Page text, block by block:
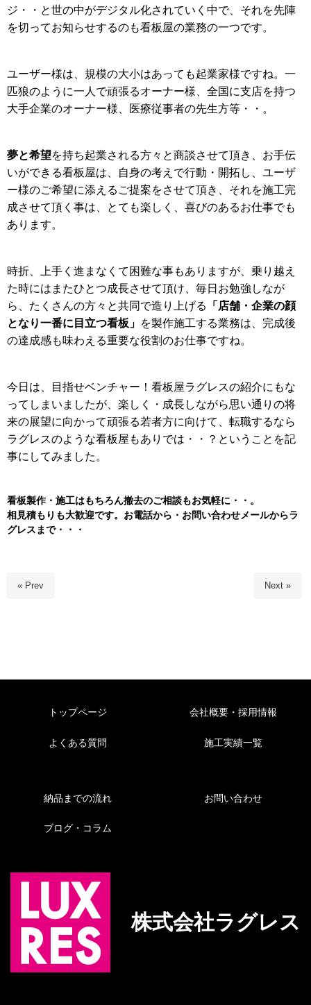
ジ・・と世の中がデジタル化されていく中で、それを先陣
を切ってお知らせするのも看板屋の業務の一つです。
ユーザー様は、規模の大小はあっても起業家様ですね。一
匹狼のように一人で頑張るオーナー様、全国に支店を持つ
大手企業のオーナー様、医療従事者の先生方等・・。
夢と希望を持ち起業される方々と商談させて頂き、お手伝
いができる看板屋は、自身の考えで行動・開拓し、ユーザ
ー様のご希望に添えるご提案をさせて頂き、それを施工完
成させて頂く事は、とても楽しく、喜びのあるお仕事でも
あります。
時折、上手く進まなくて困難な事もありますが、乗り越え
た時にはまたひとつ成長させて頂け、毎日お勉強しなが
ら、たくさんの方々と共同で造り上げる 「店舗・企業の顔
となり一番に目立つ看板」 を製作施工する業務は、完成後
の達成感も味わえる重要な役割のお仕事ですね。
今日は、目指せベンチャー！看板屋ラグレスの紹介にもな
ってしまいましたが、楽しく・成長しながら思い通りの将
来の展望に向かって頑張る若者方に向けて、転職するなら
ラグレスのような看板屋もありでは・・？ということを記
事にしてみました。
看板製作・施工はもちろん撤去のご相談もお気軽に・・。
相見積もりも大歓迎です。お電話から・お問い合わせメールからラ
グレスまで・・・
« Prev Next »
トップページ
よくある質問
会社概要・採用情報
施工実績一覧
納品までの流れ
ブログ・コラム
お問い合わせ
株式会社ラグレス